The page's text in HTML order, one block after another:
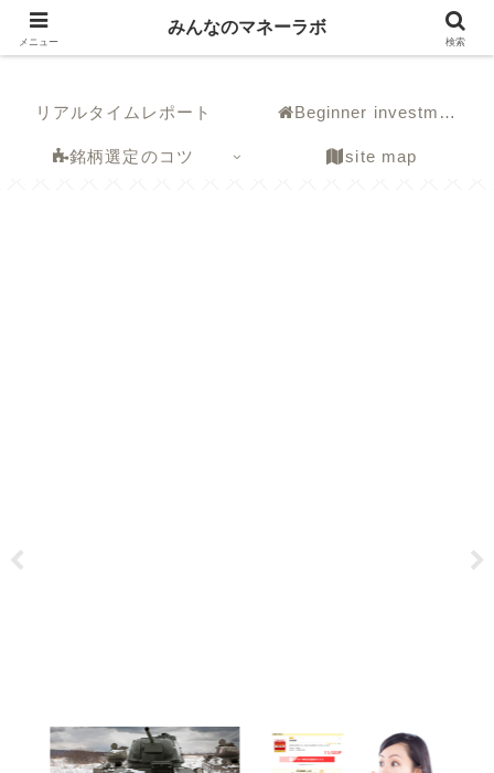
みんなのマネーラボ
リアルタイムレポート Beginner investment
銘柄選定のコツ site map
メニュー
みんなのマネーラボ
検索